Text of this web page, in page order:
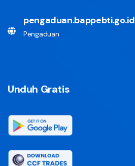
pengaduan.bappebti.go.id
Pengaduan
Unduh Gratis